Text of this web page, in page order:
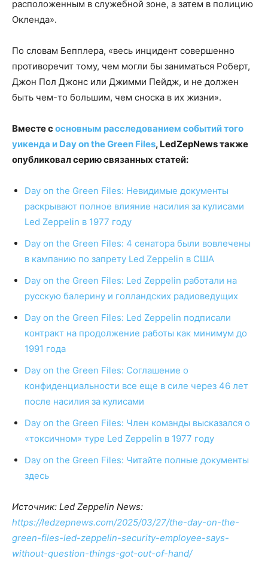
расположенным в служебной зоне, а затем в полицию
Окленда».
По словам Бепплера, «весь инцидент совершенно
противоречит тому, чем могли бы заниматься Роберт,
Джон Пол Джонс или Джимми Пейдж, и не должен
быть чем-то большим, чем сноска в их жизни».
Вместе сосновным расследованием событий того
уикенда и Day on the Green Files, LedZepNews также
опубликовал серию связанных статей:
Day on the Green Files: Невидимые документы
раскрывают полное влияние насилия за кулисами
Led Zeppelin в 1977 году
Day on the Green Files: 4 сенатора были вовлечены
в кампанию по запрету Led Zeppelin в США
Day on the Green Files: Led Zeppelin работали на
русскую балерину и голландских радиоведущих
Day on the Green Files: Led Zeppelin подписали
контракт на продолжение работы как минимум до
1991 года
Day on the Green Files: Соглашение о
конфиденциальности все еще в силе через 46 лет
после насилия за кулисами
Day on the Green Files: Член команды высказался о
«токсичном» туре Led Zeppelin в 1977 году
Day on the Green Files: Читайте полные документы
здесь
Источник: Led Zeppelin News:
https://ledzepnews.com/2025/03/27/the-day-on-the-
green-files-led-zeppelin-security-employee-says-
without-question-things-got-out-of-hand/